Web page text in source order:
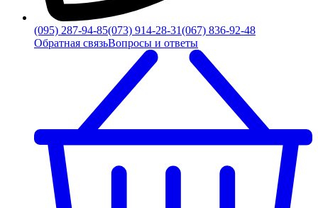
(095) 287-94-85(073) 914-28-31(067) 836-92-48
Обратная связьВопросы и ответы